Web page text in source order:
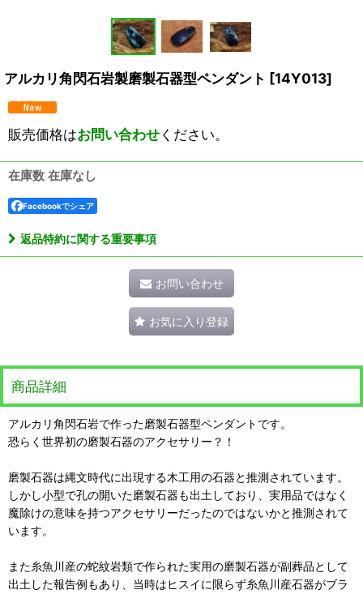
アルカリ角閃石岩製磨製石器型ペンダント [14Y013]
販売価格はお問い合わせください。
在庫数 在庫なし
Facebookでシェア
返品特約に関する重要事項
お問い合わせ
お気に入り登録
商品詳細
アルカリ角閃石岩で作った磨製石器型ペンダントです。
恐らく世界初の磨製石器のアクセサリー？！
磨製石器は縄文時代に出現する木工用の石器と推測されています。
しかし小型で孔の開いた磨製石器も出土しており、実用品ではなく
魔除けの意味を持つアクセサリーだったのではないかと推測されて
います。
また糸魚川産の蛇紋岩類で作られた実用の磨製石器が副葬品として
出土した報告例もあり、当時はヒスイに限らず糸魚川産石器がブラ